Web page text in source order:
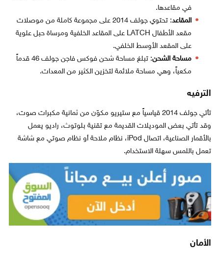
في مقاعدها.
المقاعد
: تحتوي جولف 2014 على مجموعة كاملة من موصلات
مقعد الأطفال LATCH على المقاعد الخلفية ومرساة حبل علوية
على المقعد الأوسط الخلفي.
مساحة الشحن
: تبلغ مساحة شحن فوكس فاجن جولف 46 قدماً
مكعباً، وهي مساحة ملائمة لتخزين الكثير من المعدات.
الترفيه
تأتي جولف 2014 قياسياً مع ستيريو مكوّن من ثمانية مكبرات صوت،
وقد تأتي بعض الموديلات القديمة مع تقنية بلوتوث، راديو يعمل
بالأقمار الصناعية، اتصال iPod، نظام ملاحة أو نظام صوتي مع شاشة
تعمل باللمس سهلة الاستخدام.
الأمان